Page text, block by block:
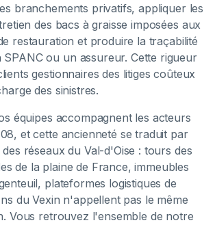
branchements privatifs, appliquer les
des bacs à graisse imposées aux
restauration et produire la traçabilité
ou un assureur. Cette rigueur
gestionnaires des litiges coûteux
des sinistres.
équipes accompagnent les acteurs
et cette ancienneté se traduit par
réseaux du Val-d'Oise : tours des
de la plaine de France, immeubles
plateformes logistiques de
du Vexin n'appellent pas le même
Vous retrouvez l'ensemble de notre